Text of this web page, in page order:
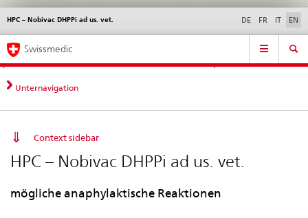
Direct
navigation:
news,
legal
contact
News &
standards
Contact | Support &
Help
HPC – Nobivac DHPPi ad us. vet.
Languages DE FR IT EN
Service
Main
Navigation
Swissmedic
Unternavigation
Context sidebar
HPC – Nobivac DHPPi ad us. vet.
mögliche anaphylaktische Reaktionen